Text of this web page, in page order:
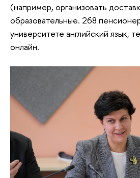
(например, организовать
образовательные. 268
университете английский язык,
онлайн.